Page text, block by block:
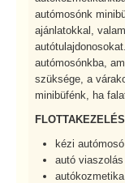
autómosónk
ajánlatokkal,
autómosónkba,
szüksége, a
minibüfénk, ha
kézi
autó viaszolás